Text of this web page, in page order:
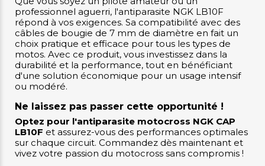
professionnel aguerri, l'antiparasite NGK LB10F
répond à vos exigences. Sa compatibilité avec des
câbles de bougie de 7 mm de diamètre en fait un
choix pratique et efficace pour tous les types de
motos. Avec ce produit, vous investissez dans la
durabilité et la performance, tout en bénéficiant
d'une solution économique pour un usage intensif
ou modéré.
Ne laissez pas passer cette opportunité !
Optez pour l'antiparasite motocross NGK CAP
LB10F et assurez-vous des performances optimales
sur chaque circuit. Commandez dès maintenant et
vivez votre passion du motocross sans compromis !